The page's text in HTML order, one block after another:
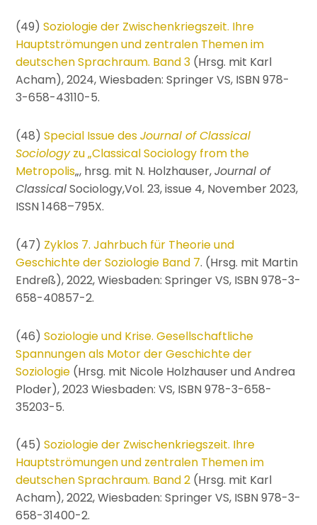
(49)Soziologie der Zwischenkriegszeit. Ihre
Hauptströmungen und zentralen Themen im
deutschen Sprachraum. Band 3 (Hrsg. mit Karl
Acham), 2024, Wiesbaden: Springer VS, ISBN 978-
3-658-43110-5.
(48)Special Issue desJournal of Classical
Sociologyzu „Classical Sociology from the
Metropolis„, hrsg. mit N. Holzhauser,Journal of
ClassicalSociology,Vol. 23, issue 4, November 2023,
ISSN 1468–795X.
(47) Zyklos 7. Jahrbuch für Theorie und
Geschichte der Soziologie Band 7. (Hrsg. mit Martin
Endreß), 2022, Wiesbaden: Springer VS, ISBN 978-3-
658-40857-2.
(46) Soziologie und Krise. Gesellschaftliche
Spannungen als Motor der Geschichte der
Soziologie (Hrsg. mit Nicole Holzhauser und Andrea
Ploder), 2023 Wiesbaden: VS, ISBN 978-3-658-
35203-5.
(45)Soziologie der Zwischenkriegszeit. Ihre
Hauptströmungen und zentralen Themen im
deutschen Sprachraum. Band 2 (Hrsg. mit Karl
Acham), 2022, Wiesbaden: Springer VS, ISBN 978-3-
658-31400-2.